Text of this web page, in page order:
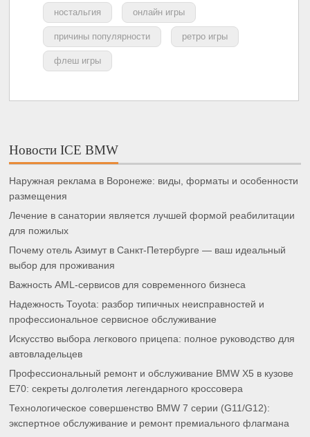
ностальгия онлайн игры
причины популярности ретро игры
флеш игры
Новости ICE BMW
Наружная реклама в Воронеже: виды, форматы и особенности
размещения
Лечение в санатории является лучшей формой реабилитации
для пожилых
Почему отель Азимут в Санкт-Петербурге — ваш идеальный
выбор для проживания
Важность AML-сервисов для современного бизнеса
Надежность Toyota: разбор типичных неисправностей и
профессиональное сервисное обслуживание
Искусство выбора легкового прицепа: полное руководство для
автовладельцев
Профессиональный ремонт и обслуживание BMW X5 в кузове
E70: секреты долголетия легендарного кроссовера
Технологическое совершенство BMW 7 серии (G11/G12):
экспертное обслуживание и ремонт премиального флагмана